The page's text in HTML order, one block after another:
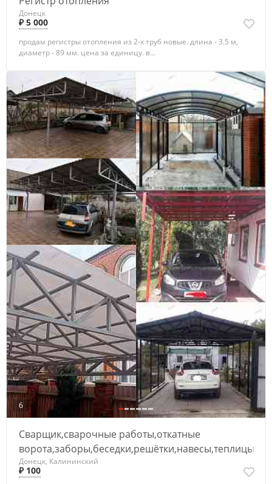
Донецк
₽ 5 000
продам регистры отопления из 2-х труб новые. длина - 3.5 м,
диаметр - 89 мм. цена за единицу. в...
6
Сварщик,сварочные работы,откатные
Донецк, Калининский
₽ 100